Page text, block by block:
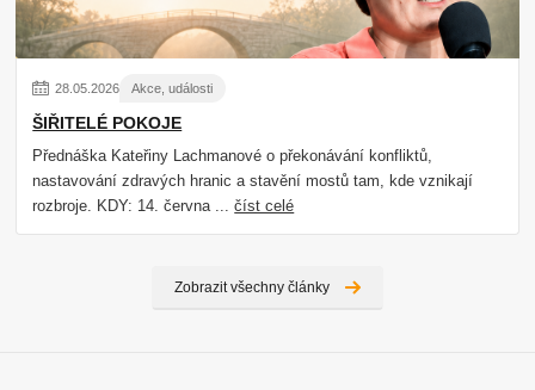
28. 05. 2026 Akce, události
ŠIŘITELÉ POKOJE
Přednáška Kateřiny Lachmanové o překonávání konfliktů,
nastavování zdravých hranic a stavění mostů tam, kde vznikají
rozbroje. KDY: 14. června ...číst celé
Zobrazit všechny články